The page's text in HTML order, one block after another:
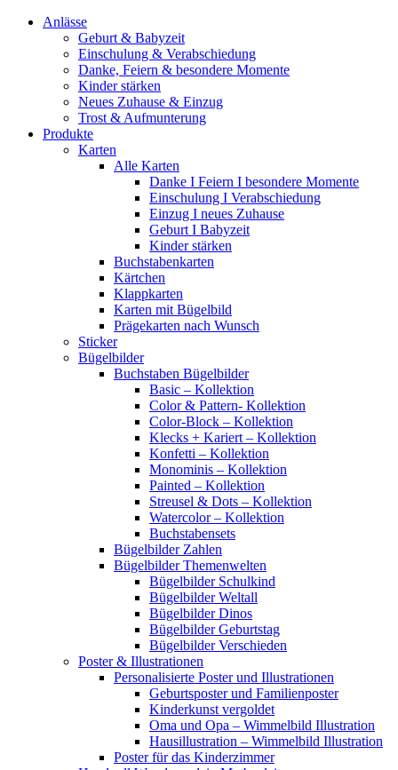
Anlässe
Geburt & Babyzeit
Einschulung & Verabschiedung
Danke, Feiern & besondere Momente
Kinder stärken
Neues Zuhause & Einzug
Trost & Aufmunterung
Produkte
Karten
Alle Karten
Danke I Feiern I besondere Momente
Einschulung I Verabschiedung
Einzug I neues Zuhause
Geburt I Babyzeit
Kinder stärken
Buchstabenkarten
Kärtchen
Klappkarten
Karten mit Bügelbild
Prägekarten nach Wunsch
Sticker
Bügelbilder
Buchstaben Bügelbilder
Basic – Kollektion
Color & Pattern- Kollektion
Color-Block – Kollektion
Klecks + Kariert – Kollektion
Konfetti – Kollektion
Monominis – Kollektion
Painted – Kollektion
Streusel & Dots – Kollektion
Watercolor – Kollektion
Buchstabensets
Bügelbilder Zahlen
Bügelbilder Themenwelten
Bügelbilder Schulkind
Bügelbilder Weltall
Bügelbilder Dinos
Bügelbilder Geburtstag
Bügelbilder Verschieden
Poster & Illustrationen
Personalisierte Poster und Illustrationen
Geburtsposter und Familienposter
Kinderkunst vergoldet
Oma und Opa – Wimmelbild Illustration
Hausillustration – Wimmelbild Illustration
Poster für das Kinderzimmer